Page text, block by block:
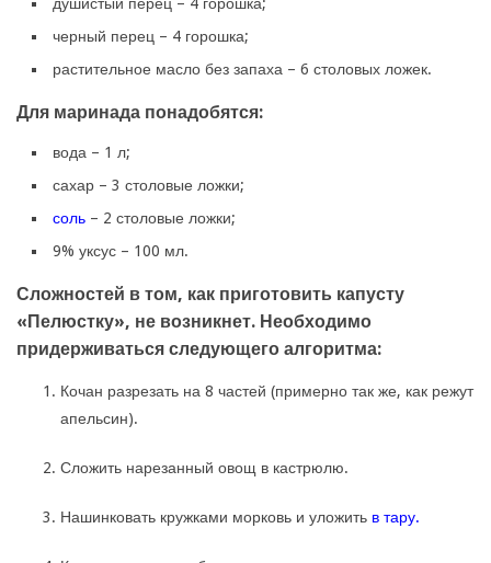
черный перец – 4 горошка;
растительное масло без запаха – 6 столовых ложек.
Для маринада понадобятся:
вода – 1 л;
сахар – 3 столовые ложки;
соль – 2 столовые ложки;
9% уксус – 100 мл.
Сложностей в том, как приготовить капусту
«Пелюстку», не возникнет. Необходимо
придерживаться следующего алгоритма:
Кочан разрезать на 8 частей (примерно так же, как режут
апельсин).
Сложить нарезанный овощ в кастрюлю.
Нашинковать кружками морковь и уложить в тару.